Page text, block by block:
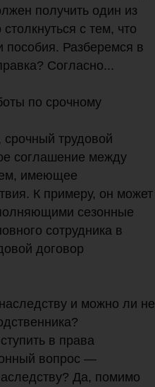
получить один из
с тем, что
пособия. Разберемся в
Согласно...
по срочному
трудовой
соглашение между
имеющее
К примеру, он может
сезонные
сотрудника в
договор
и можно ли не
в права
вопрос —
Да, помимо